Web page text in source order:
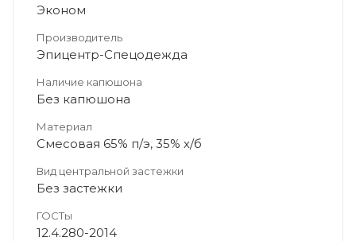
Эконом
Производитель
Эпицентр-Спецодежда
Наличие капюшона
Без капюшона
Материал
Смесовая 65% п/э, 35% х/б
Вид центральной застежки
Без застежки
ГОСТы
12.4.280-2014